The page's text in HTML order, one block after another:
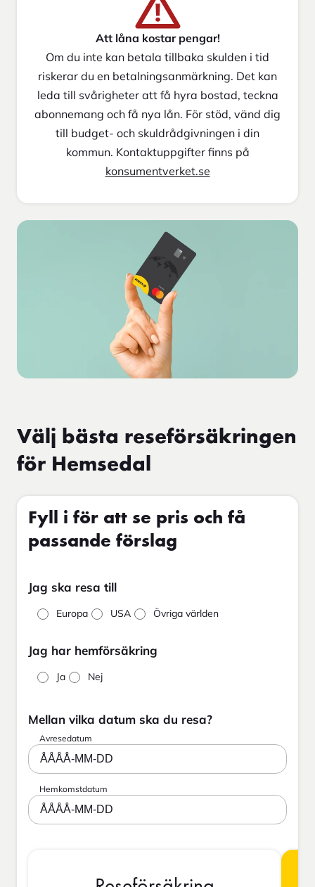
Att låna kostar pengar!
Om du inte kan betala tillbaka skulden i tid
riskerar du en betalningsanmärkning. Det kan
leda till svårigheter att få hyra bostad, teckna
abonnemang och få nya lån. För stöd, vänd dig
till budget- och skuldrådgivningen i din
kommun. Kontaktuppgifter finns på
konsumentverket.se
Välj bästa reseförsäkringen
för Hemsedal
Fyll i för att se pris och få
passande förslag
Jag ska resa till
Europa USA Övriga världen
Jag har hemförsäkring
Ja Nej
Mellan vilka datum ska du resa?
Avresedatum
ÅÅÅÅ-MM-DD
Hemkomstdatum
ÅÅÅÅ-MM-DD